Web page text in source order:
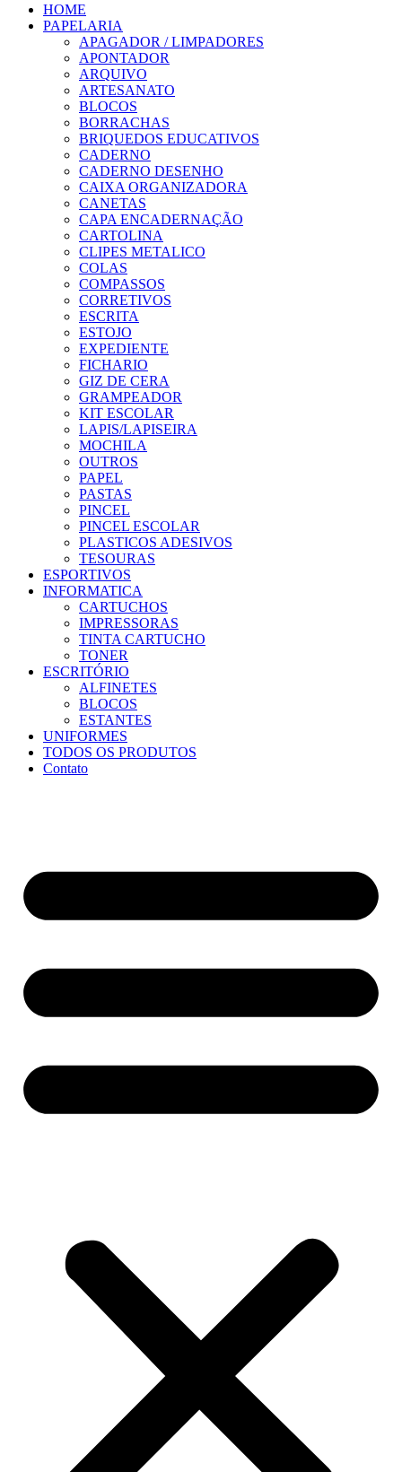
HOME
PAPELARIA
APAGADOR / LIMPADORES
APONTADOR
ARQUIVO
ARTESANATO
BLOCOS
BORRACHAS
BRIQUEDOS EDUCATIVOS
CADERNO
CADERNO DESENHO
CAIXA ORGANIZADORA
CANETAS
CAPA ENCADERNAÇÃO
CARTOLINA
CLIPES METALICO
COLAS
COMPASSOS
CORRETIVOS
ESCRITA
ESTOJO
EXPEDIENTE
FICHARIO
GIZ DE CERA
GRAMPEADOR
KIT ESCOLAR
LAPIS/LAPISEIRA
MOCHILA
OUTROS
PAPEL
PASTAS
PINCEL
PINCEL ESCOLAR
PLASTICOS ADESIVOS
TESOURAS
ESPORTIVOS
INFORMATICA
CARTUCHOS
IMPRESSORAS
TINTA CARTUCHO
TONER
ESCRITÓRIO
ALFINETES
BLOCOS
ESTANTES
UNIFORMES
TODOS OS PRODUTOS
Contato